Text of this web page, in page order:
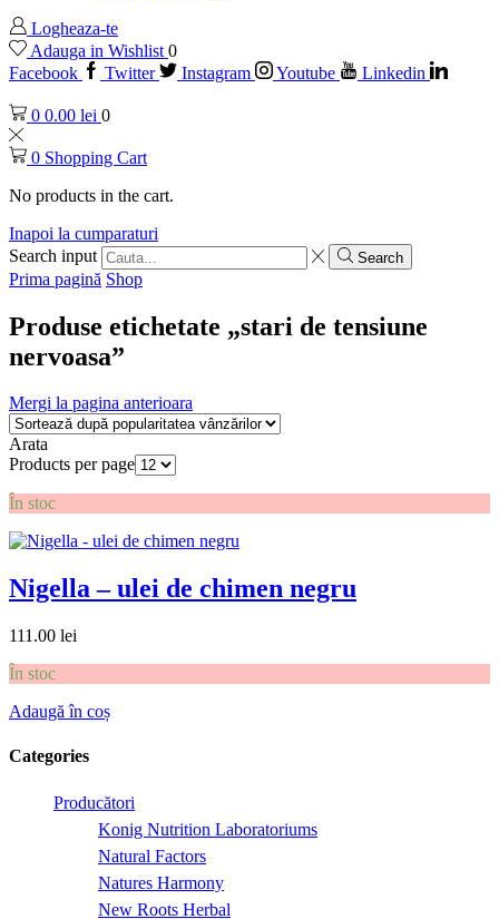
Logheaza-te
Adauga in Wishlist 0
Facebook
Twitter Instagram Youtube Linkedin
0 0.00 lei 0
0 Shopping Cart
No products in the cart.
Inapoi la cumparaturi
Search input
Search
Prima pagină Shop
Produse etichetate „stari de tensiune
nervoasa”
Mergi la pagina anterioara
Arata
Products per page
În stoc
Nigella – ulei de chimen negru
111.00 lei
În stoc
Adaugă în coș
Categories
Producători
Konig Nutrition Laboratoriums
Natural Factors
Natures Harmony
New Roots Herbal